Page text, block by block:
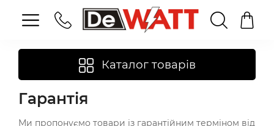
Каталог товарів
Гарантія
Ми пропонуємо товари із гарантійним терміном від